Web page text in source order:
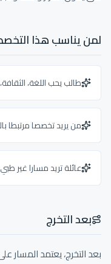
لمن يناسب هذا
طالب يحب اللغة،
من يريد تخصصا مرتبطا
عائلة تريد مسارا غير
بعد التخرج
بعد التخرج، يعتمد المسار